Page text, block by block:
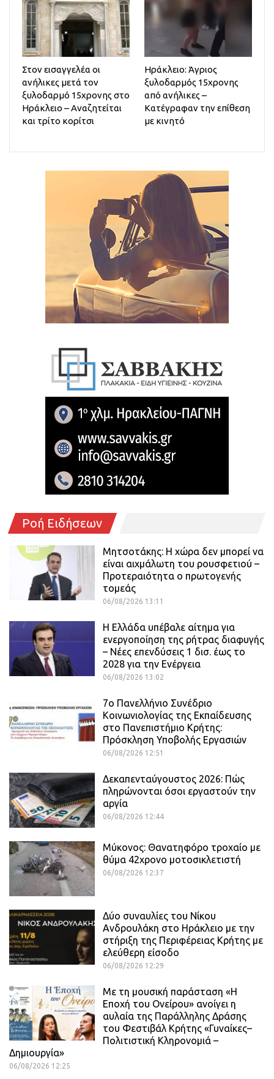
Στον εισαγγελέα οι
ανήλικες μετά τον
ξυλοδαρμό 15χρονης στο
Ηράκλειο – Αναζητείται
και τρίτο κορίτσι
Ηράκλειο: Άγριος
ξυλοδαρμός 15χρονης
από ανήλικες –
Κατέγραφαν την επίθεση
με κινητό
Ροή Ειδήσεων
Μητσοτάκης: Η χώρα δεν μπορεί να
είναι αιχμάλωτη του ρουσφετιού –
Προτεραιότητα ο πρωτογενής
τομεάς
06/08/2026 13:11
Η Ελλάδα υπέβαλε αίτημα για
ενεργοποίηση της ρήτρας διαφυγής
– Νέες επενδύσεις 1 δισ. έως το
2028 για την Ενέργεια
06/08/2026 13:02
7ο Πανελλήνιο Συνέδριο
Κοινωνιολογίας της Εκπαίδευσης
στο Πανεπιστήμιο Κρήτης:
Πρόσκληση Υποβολής Εργασιών
06/08/2026 12:51
Δεκαπενταύγουστος 2026: Πώς
πληρώνονται όσοι εργαστούν την
αργία
06/08/2026 12:44
Μύκονος: Θανατηφόρο τροχαίο με
θύμα 42χρονο μοτοσικλετιστή
06/08/2026 12:37
Δύο συναυλίες του Νίκου
Ανδρουλάκη στο Ηράκλειο με την
στήριξη της Περιφέρειας Κρήτης με
ελεύθερη είσοδο
06/08/2026 12:29
Με τη μουσική παράσταση «Η
Εποχή του Ονείρου» ανοίγει η
αυλαία της Παράλληλης Δράσης
του Φεστιβάλ Κρήτης «Γυναίκες–
Πολιτιστική Κληρονομιά –
Δημιουργία»
06/08/2026 12:25